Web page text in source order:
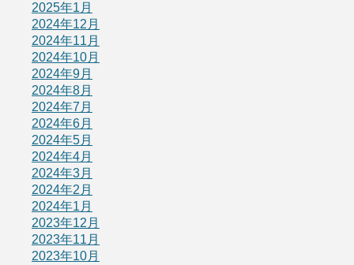
2025年1月
2024年12月
2024年11月
2024年10月
2024年9月
2024年8月
2024年7月
2024年6月
2024年5月
2024年4月
2024年3月
2024年2月
2024年1月
2023年12月
2023年11月
2023年10月